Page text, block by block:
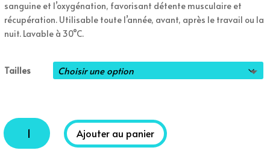
sanguine et l’oxygénation, favorisant détente musculaire et
récupération. Utilisable toute l’année, avant, après le travail ou la
nuit. Lavable à 30°C.
Tailles
quantité
de
Couvre
Ajouter au panier